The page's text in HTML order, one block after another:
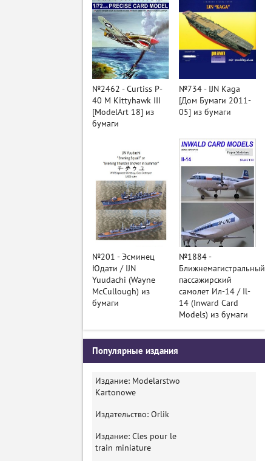
№2462 - Curtiss P-
40 M Kittyhawk III
[ModelArt 18] из
бумаги
№734 - IJN Kaga
[Дом Бумаги 2011-
05] из бумаги
№201 - Эсминец
Юдати / IJN
Yuudachi (Wayne
McCullough) из
бумаги
№1884 -
Ближнемагистральный
пассажирский
самолет Ил-14 / Il-
14 (Inward Card
Models) из бумаги
Популярные издания
Издание: Modelarstwo
Kartonowe
Издательство: Orlik
Издание: Cles pour le
train miniature